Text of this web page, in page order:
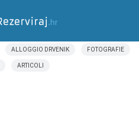
ALLOGGIO DRVENIK FOTOGRAFIE
ARTICOLI